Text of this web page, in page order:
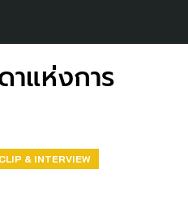
แห่งการ
& INTERVIEW